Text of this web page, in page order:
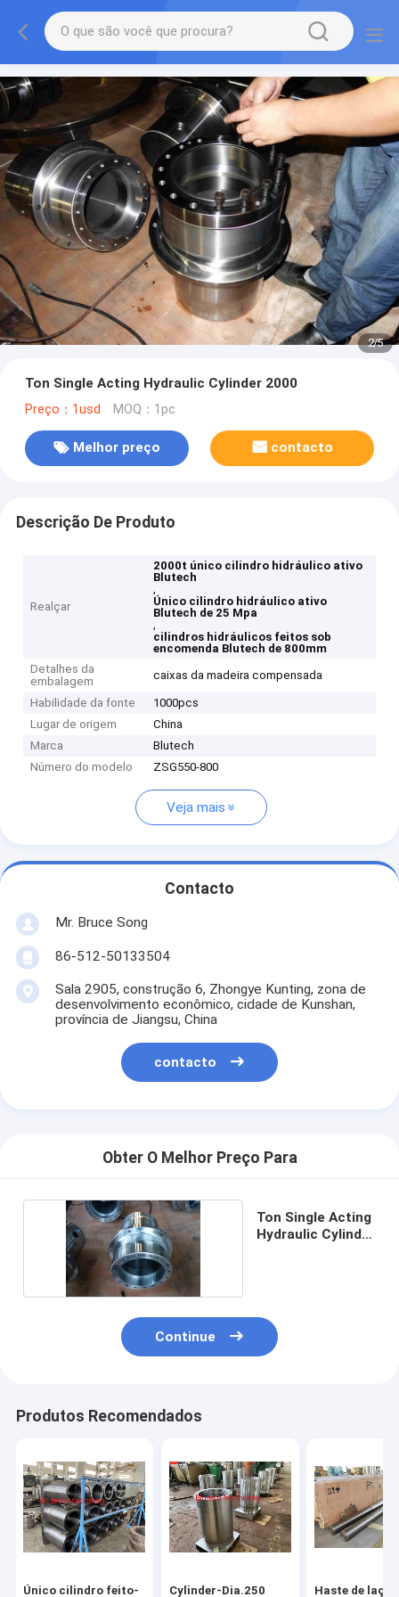
2/5
Ton Single Acting Hydraulic Cylinder 2000
Preço：1usd MOQ：1pc
Melhor preço contacto
Descrição De Produto
Realçar
2000t único cilindro hidráulico ativo
Blutech
,
Único cilindro hidráulico ativo
Blutech de 25 Mpa
,
cilindros hidráulicos feitos sob
encomenda Blutech de 800mm
Detalhes da
embalagem
caixas da madeira compensada
Habilidade da fonte
1000pcs
Lugar de origem
China
Marca
Blutech
Número do modelo
ZSG550-800
Veja mais
Contacto
Mr. Bruce Song
86-512-50133504
Sala 2905, construção 6, Zhongye Kunting, zona de
desenvolvimento econômico, cidade de Kunshan,
província de Jiangsu, China
contacto
Obter O Melhor Preço Para
Ton Single Acting
Hydraulic Cylinder
Continue
Produtos Recomendados
Único cilindro feito- Cylinder-Dia.250 Haste de laço